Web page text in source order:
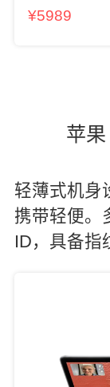
¥5989
苹
轻薄式机身
携带轻便。
ID，具备指